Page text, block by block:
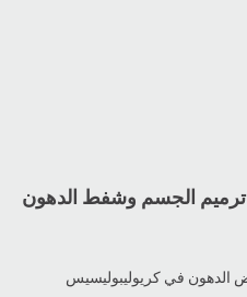
ترميم الجسم وشفط الدهون